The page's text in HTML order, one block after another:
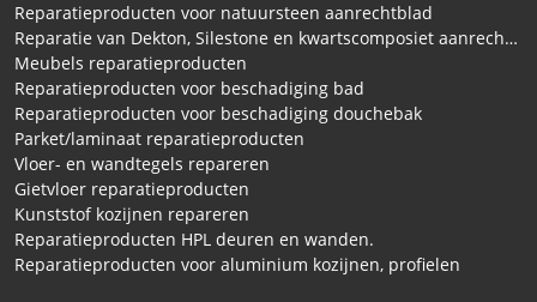
Reparatieproducten voor natuursteen aanrechtblad
Reparatie van Dekton, Silestone en kwartscomposiet aanrechtbladen
Meubels reparatieproducten
Reparatieproducten voor beschadiging bad
Reparatieproducten voor beschadiging douchebak
Parket/laminaat reparatieproducten
Vloer- en wandtegels repareren
Gietvloer reparatieproducten
Kunststof kozijnen repareren
Reparatieproducten HPL deuren en wanden.
Reparatieproducten voor aluminium kozijnen, profielen